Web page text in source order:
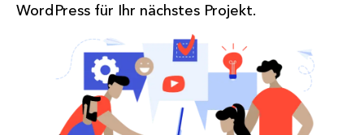
WordPress für Ihr nächstes Projekt.